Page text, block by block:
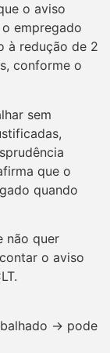
o aviso
empregado
à redução de 2
conforme o
sem
que o
quando
não quer
o aviso
→ pode